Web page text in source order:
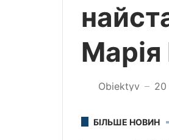
Obiektyv — 20
БІЛЬШЕ НОВИН